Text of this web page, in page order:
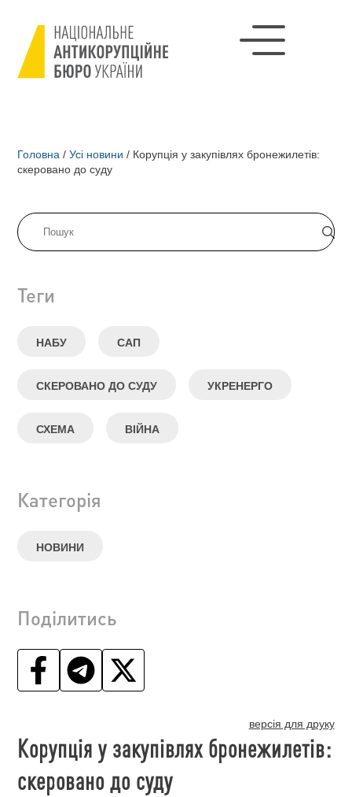
Головна / Усі новини / Корупція у закупівлях бронежилетів:
скеровано до суду
Теги
НАБУ САП
СКЕРОВАНО ДО СУДУ УКРЕНЕРГО
СХЕМА ВІЙНА
Категорія
НОВИНИ
Поділитись
версія для друку
Корупція у закупівлях бронежилетів:
скеровано до суду